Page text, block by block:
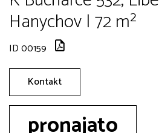
Hanychov | 72 m²
ID 00159
Kontakt
pronajato